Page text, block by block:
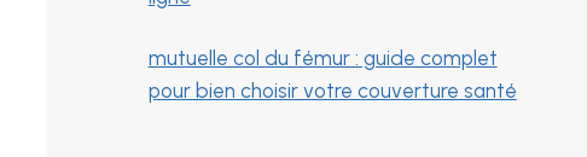
mutuelle col du fémur : guide complet
pour bien choisir votre couverture santé